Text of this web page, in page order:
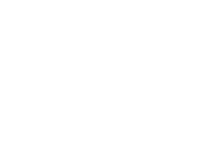
quel bonbon craquer, nous vous
les plus délicieux !